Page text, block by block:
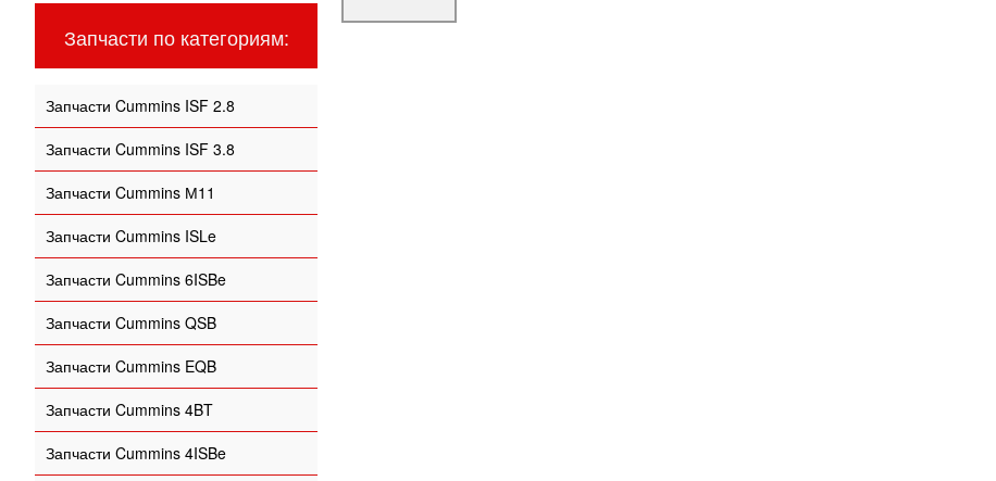
Запчасти по категориям:
Запчасти Cummins ISF 2.8
Запчасти Cummins ISF 3.8
Запчасти Cummins М11
Запчасти Cummins ISLe
Запчасти Cummins 6ISBe
Запчасти Cummins QSB
Запчасти Cummins EQB
Запчасти Cummins 4BT
Запчасти Cummins 4ISBe